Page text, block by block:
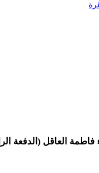
العاقل (الدفعة